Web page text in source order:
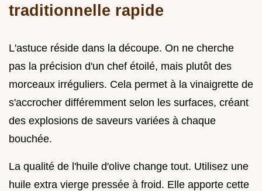
traditionnelle rapide
L'astuce réside dans la découpe. On ne cherche
pas la précision d'un chef étoilé, mais plutôt des
morceaux irréguliers. Cela permet à la vinaigrette de
s'accrocher différemment selon les surfaces, créant
des explosions de saveurs variées à chaque
bouchée.
La qualité de l'huile d'olive change tout. Utilisez une
huile extra vierge pressée à froid. Elle apporte cette